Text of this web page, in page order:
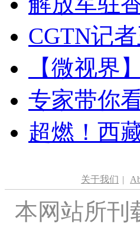
CGTN记
【微视界
专家带你
超燃！西
关于我们 |
本网站所刊